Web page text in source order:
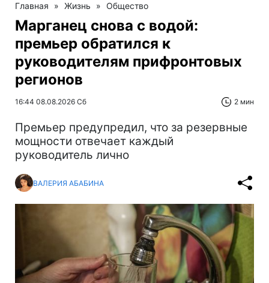
Главная » Жизнь » Общество
Марганец снова с водой:
премьер обратился к
руководителям прифронтовых
регионов
16:44 08.08.2026 Сб 2 мин
Премьер предупредил, что за резервные
мощности отвечает каждый
руководитель лично
ВАЛЕРИЯ АБАБИНА